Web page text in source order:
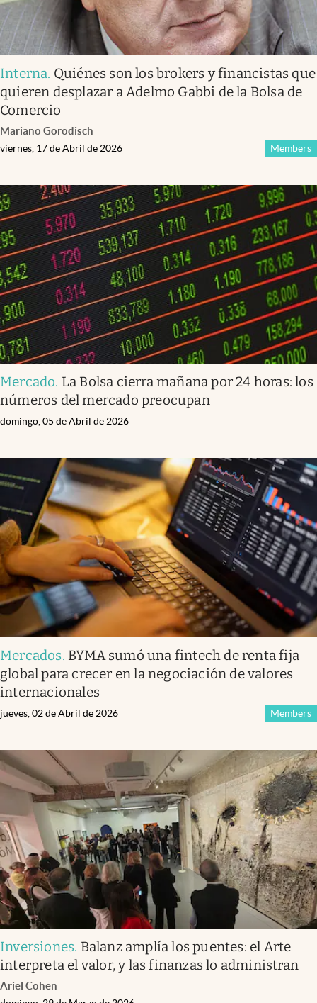
Interna. Quiénes son los brokers y financistas que
quieren desplazar a Adelmo Gabbi de la Bolsa de
Comercio
Mariano Gorodisch
Members
viernes, 17 de Abril de 2026
Mercado. La Bolsa cierra mañana por 24 horas: los
números del mercado preocupan
domingo, 05 de Abril de 2026
Mercados. BYMA sumó una fintech de renta fija
global para crecer en la negociación de valores
internacionales
Members
jueves, 02 de Abril de 2026
Inversiones. Balanz amplía los puentes: el Arte
interpreta el valor, y las finanzas lo administran
Ariel Cohen